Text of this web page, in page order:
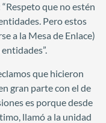
que no estén
Pero estos
a la Mesa de Enlace)
que hicieron
gran parte con el de
es porque desde
llamó a la unidad